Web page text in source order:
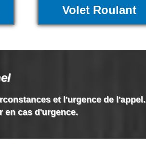
Volet Roulant
et l'urgence de l'appel.
en cas d'urgence.